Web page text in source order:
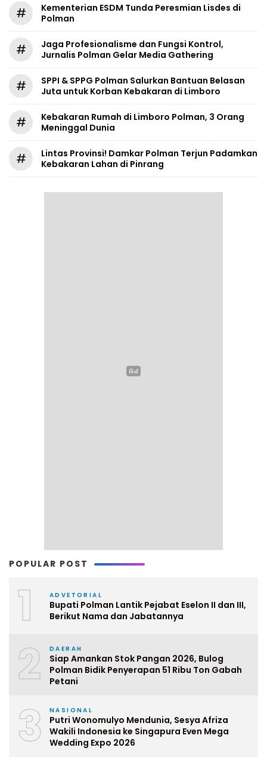
#
Kementerian ESDM Tunda Peresmian Lisdes di
Polman
#
Jaga Profesionalisme dan Fungsi Kontrol,
Jurnalis Polman Gelar Media Gathering
#
SPPI & SPPG Polman Salurkan Bantuan Belasan
Juta untuk Korban Kebakaran di Limboro
#
Kebakaran Rumah di Limboro Polman, 3 Orang
Meninggal Dunia
#
Lintas Provinsi! Damkar Polman Terjun Padamkan
Kebakaran Lahan di Pinrang
POPULAR POST
1 ADVETORIAL
Bupati Polman Lantik Pejabat Eselon II dan III,
Berikut Nama dan Jabatannya
2 DAERAH
Siap Amankan Stok Pangan 2026, Bulog
Polman Bidik Penyerapan 51 Ribu Ton Gabah
Petani
3 NASIONAL
Putri Wonomulyo Mendunia, Sesya Afriza
Wakili Indonesia ke Singapura Even Mega
Wedding Expo 2026